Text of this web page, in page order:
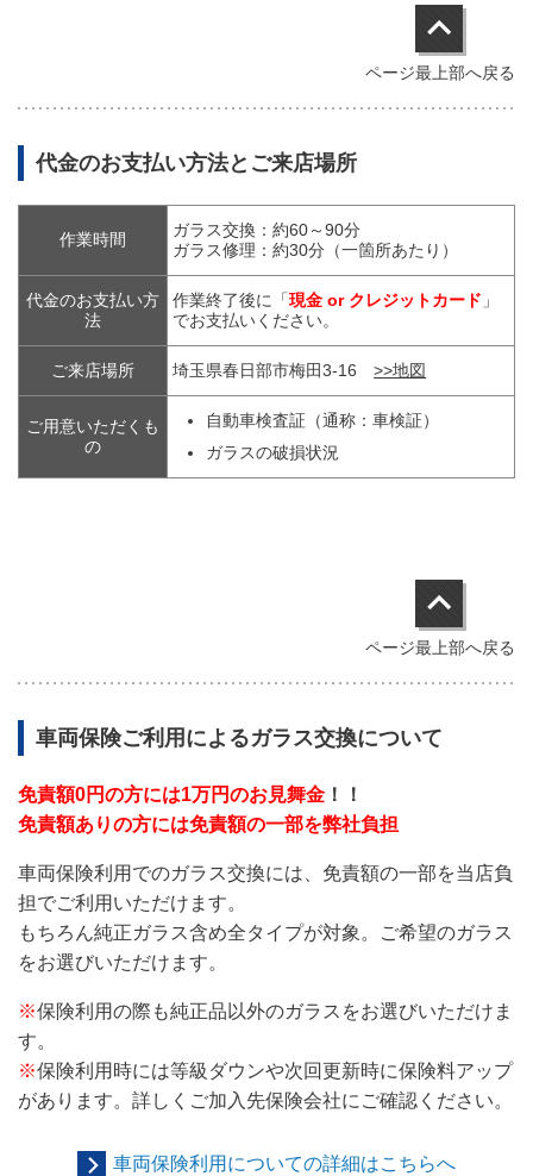
ページ最上部へ戻る
代金のお支払い方法とご来店場所
作業時間
ガラス交換：約60～90分
ガラス修理：約30分（一箇所あたり）
代金のお支払い方
法
作業終了後に「現金 or クレジットカード 」
でお支払いください。
ご来店場所 埼玉県春日部市梅田3-16>>地図
ご用意いただくも
の
自動車検査証（通称：車検証）
ガラスの破損状況
ページ最上部へ戻る
車両保険ご利用によるガラス交換について
免責額0円の方には1万円のお見舞金 ！！
免責額ありの方には免責額の一部を弊社負担
車両保険利用でのガラス交換には、免責額の一部を当店負
担でご利用いただけます。
もちろん純正ガラス含め全タイプが対象。ご希望のガラス
をお選びいただけます。
※保険利用の際も純正品以外のガラスをお選びいただけま
す。
※保険利用時には等級ダウンや次回更新時に保険料アップ
があります。詳しくご加入先保険会社にご確認ください。
車両保険利用についての詳細はこちらへ